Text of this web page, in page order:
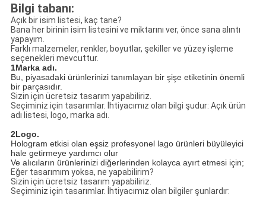
Bilgi tabanı:
Açık bir isim listesi, kaç tane?
Bana her birinin isim listesini ve miktarını ver, önce sana alıntı
yapayım.
Farklı malzemeler, renkler, boyutlar, şekiller ve yüzey işleme
seçenekleri mevcuttur.
1Marka adı.
Bu, piyasadaki ürünlerinizi tanımlayan bir şişe etiketinin önemli
bir parçasıdır.
Sizin için ücretsiz tasarım yapabiliriz.
Seçiminiz için tasarımlar. İhtiyacımız olan bilgi şudur: Açık ürün
adı listesi, logo, marka adı.
2Logo.
Hologram etkisi olan eşsiz profesyonel lago ürünleri büyüleyici
hale getirmeye yardımcı olur
Ve alıcıların ürünlerinizi diğerlerinden kolayca ayırt etmesi için;
Eğer tasarımım yoksa, ne yapabilirim?
Sizin için ücretsiz tasarım yapabiliriz.
Seçiminiz için tasarımlar. İhtiyacımız olan bilgiler şunlardır: